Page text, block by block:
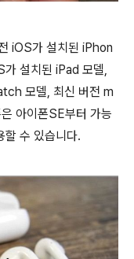
iOS가 설치된 iPhon
설치된 iPad 모델,
모델, 최신 버전 m
아이폰SE부터 가능
할 수 있습니다.